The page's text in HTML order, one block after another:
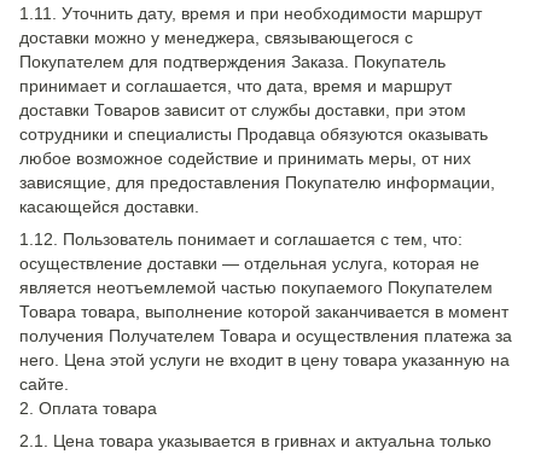
1.11. Уточнить дату, время и при необходимости маршрут
доставки можно у менеджера, связывающегося с
Покупателем для подтверждения Заказа. Покупатель
принимает и соглашается, что дата, время и маршрут
доставки Товаров зависит от службы доставки, при этом
сотрудники и специалисты Продавца обязуются оказывать
любое возможное содействие и принимать меры, от них
зависящие, для предоставления Покупателю информации,
касающейся доставки.
1.12. Пользователь понимает и соглашается с тем, что:
осуществление доставки — отдельная услуга, которая не
является неотъемлемой частью покупаемого Покупателем
Товара товара, выполнение которой заканчивается в момент
получения Получателем Товара и осуществления платежа за
него. Цена этой услуги не входит в цену товара указанную на
сайте.
2. Оплата товара
2.1. Цена товара указывается в гривнах и актуальна только